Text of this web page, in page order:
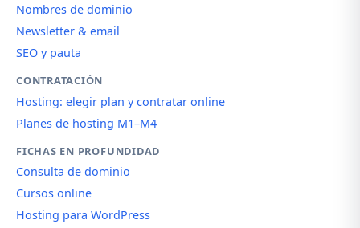
Nombres de dominio
Newsletter & email
SEO y pauta
CONTRATACIÓN
Hosting: elegir plan y contratar online
Planes de hosting M1–M4
FICHAS EN PROFUNDIDAD
Consulta de dominio
Cursos online
Hosting para WordPress